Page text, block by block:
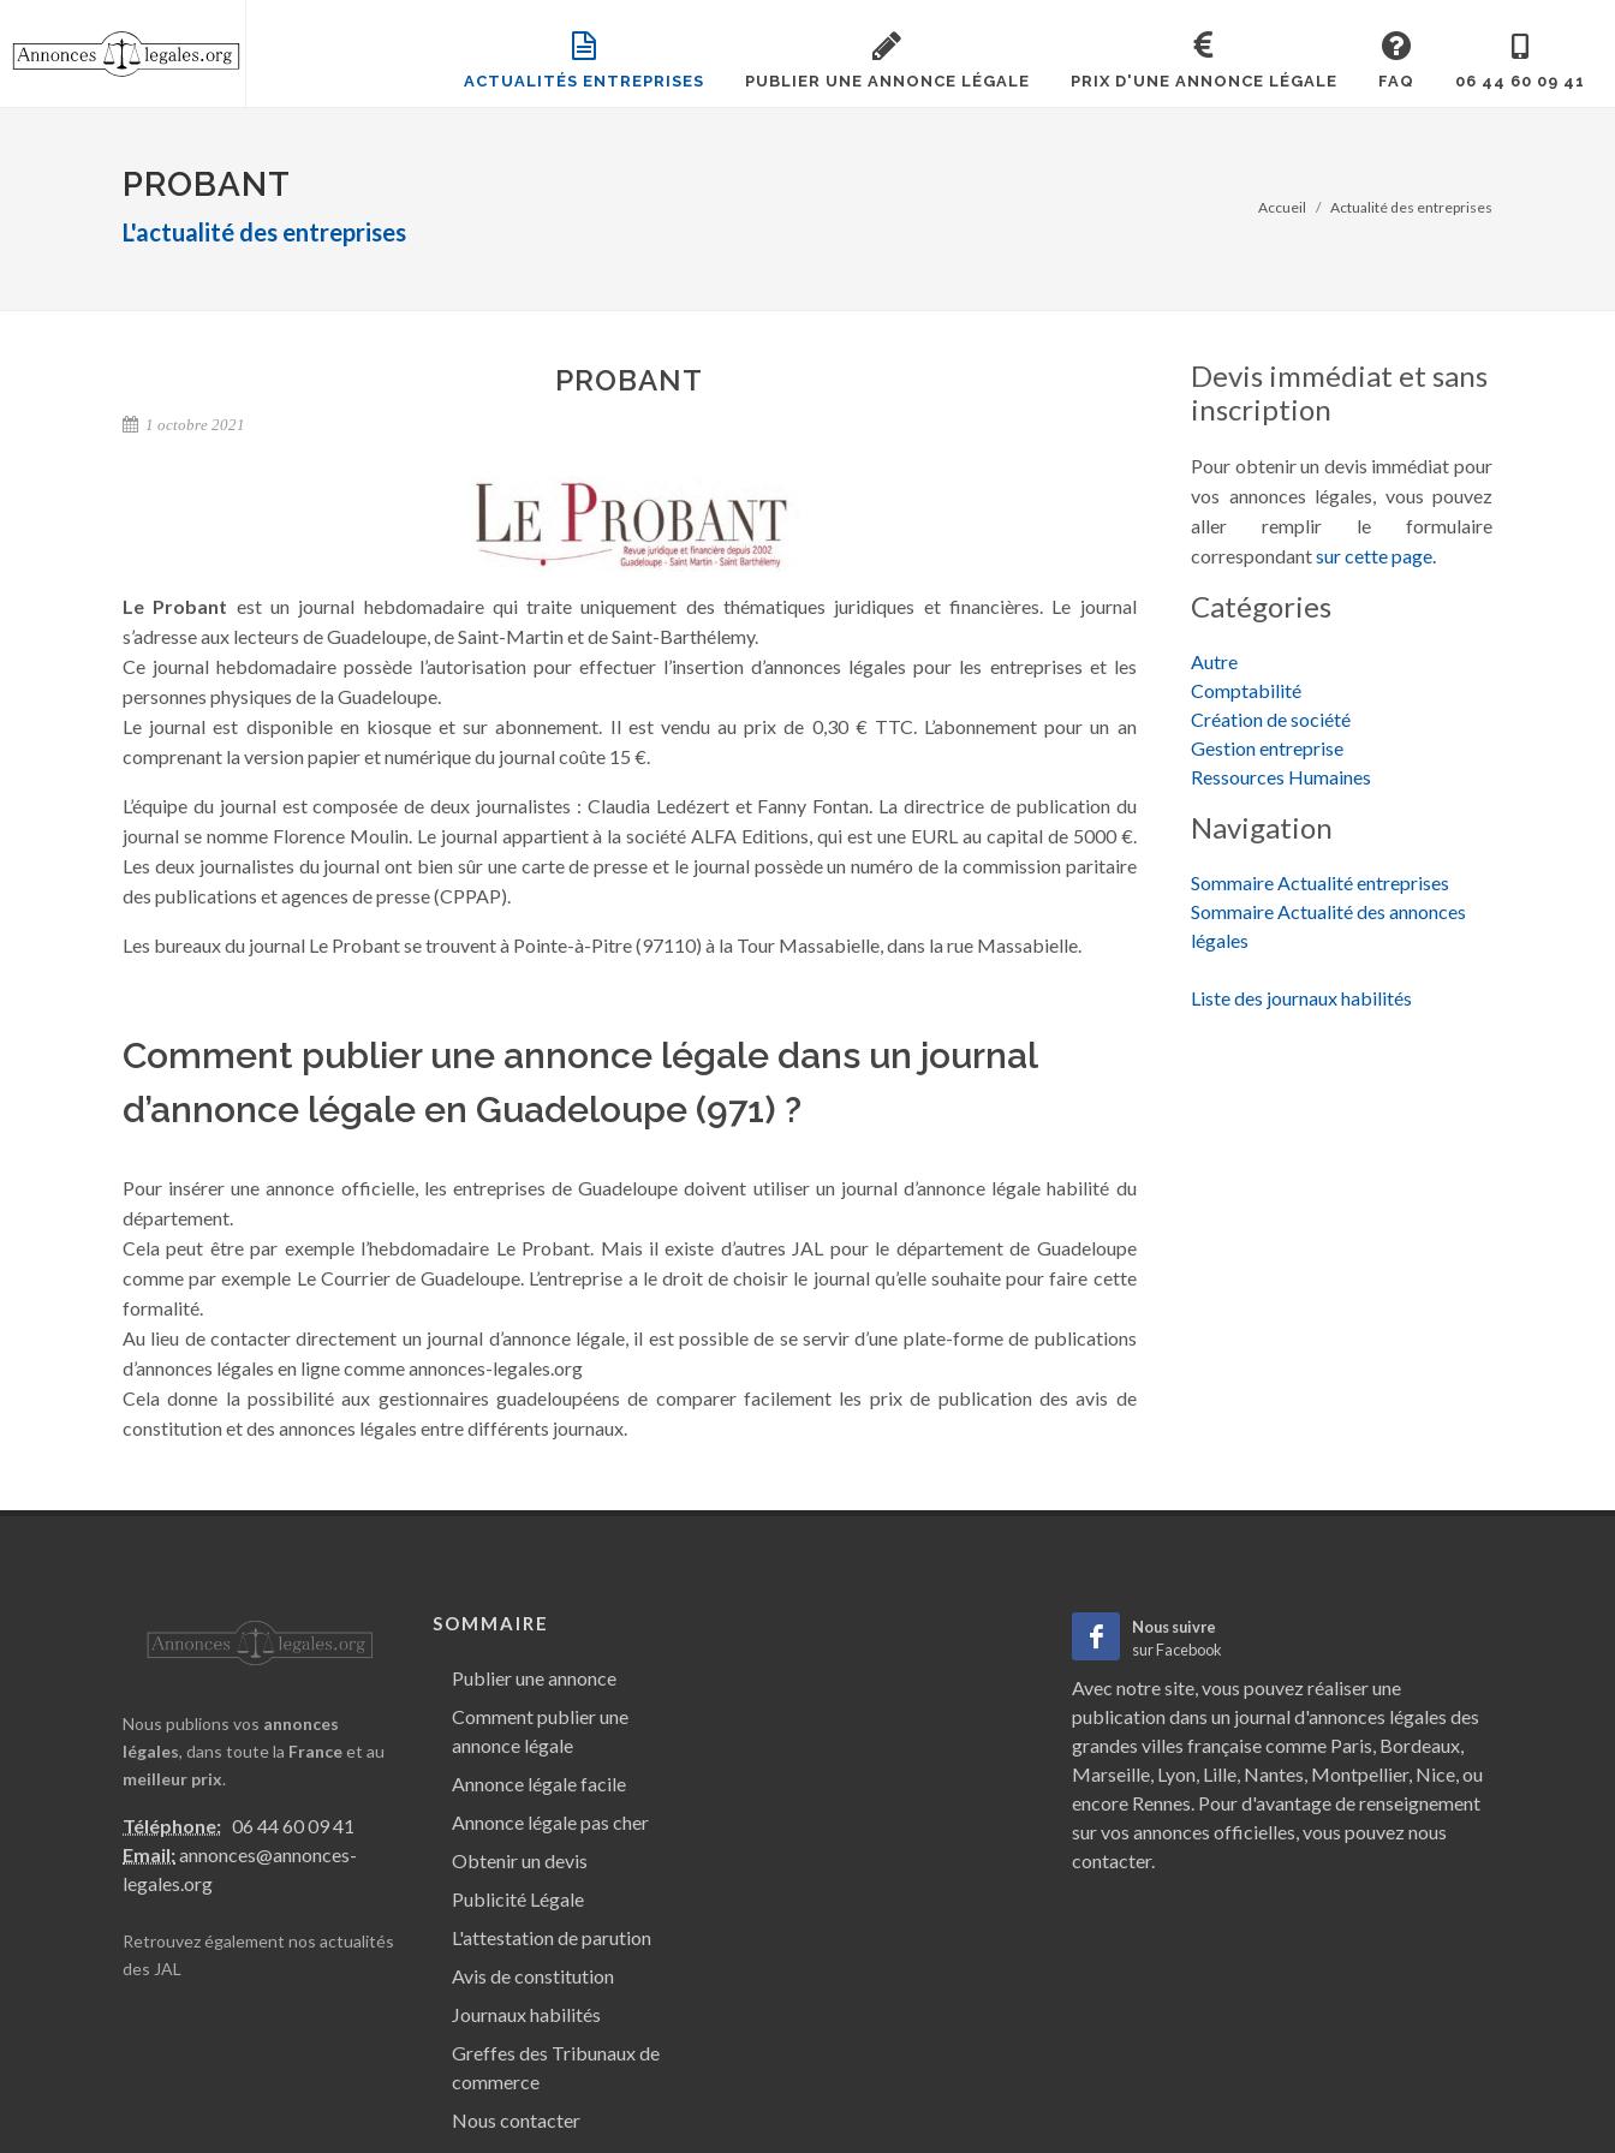
ACTUALITÉS ENTREPRISES PUBLIER UNE ANNONCE LÉGALE PRIX D'UNE ANNONCE LÉGALE FAQ 06 44 60 09 41
PROBANT
L'actualité des entreprises
Accueil Actualité des entreprises
PROBANT
1 octobre 2021
Le Probant est un journal hebdomadaire qui traite uniquement des thématiques juridiques et financières. Le journal
s’adresse aux lecteurs de Guadeloupe, de Saint-Martin et de Saint-Barthélemy.
Ce journal hebdomadaire possède l’autorisation pour effectuer l’insertion d’annonces légales pour les entreprises et les
personnes physiques de la Guadeloupe.
Le journal est disponible en kiosque et sur abonnement. Il est vendu au prix de 0,30 € TTC. L’abonnement pour un an
comprenant la version papier et numérique du journal coûte 15 €.
L’équipe du journal est composée de deux journalistes : Claudia Ledézert et Fanny Fontan. La directrice de publication du
journal se nomme Florence Moulin. Le journal appartient à la société ALFA Editions, qui est une EURL au capital de 5000 €.
Les deux journalistes du journal ont bien sûr une carte de presse et le journal possède un numéro de la commission paritaire
des publications et agences de presse (CPPAP).
Les bureaux du journal Le Probant se trouvent à Pointe-à-Pitre (97110) à la Tour Massabielle, dans la rue Massabielle.
Comment publier une annonce légale dans un journal
d’annonce légale en Guadeloupe (971) ?
Pour insérer une annonce officielle, les entreprises de Guadeloupe doivent utiliser un journal d’annonce légale habilité du
département.
Cela peut être par exemple l’hebdomadaire Le Probant. Mais il existe d’autres JAL pour le département de Guadeloupe
comme par exemple Le Courrier de Guadeloupe. L’entreprise a le droit de choisir le journal qu’elle souhaite pour faire cette
formalité.
Au lieu de contacter directement un journal d’annonce légale, il est possible de se servir d’une plate-forme de publications
d’annonces légales en ligne comme annonces-legales.org
Cela donne la possibilité aux gestionnaires guadeloupéens de comparer facilement les prix de publication des avis de
constitution et des annonces légales entre différents journaux.
Devis immédiat et sans
inscription
Pour obtenir un devis immédiat pour
vos annonces légales, vous pouvez
aller remplir le formulaire
correspondantsur cette page.
Catégories
Autre
Comptabilité
Création de société
Gestion entreprise
Ressources Humaines
Navigation
Sommaire Actualité entreprises
Sommaire Actualité des annonces
légales
Liste des journaux habilités
Nous publions vos annonces
légales, dans toute la France et au
meilleur prix.
Téléphone: 06 44 60 09 41
Email:annonces@annonces-
legales.org
Retrouvez également nos actualités
des JAL
SOMMAIRE
Publier une annonce
Comment publier une
annonce légale
Annonce légale facile
Annonce légale pas cher
Obtenir un devis
Publicité Légale
L'attestation de parution
Avis de constitution
Journaux habilités
Greffes des Tribunaux de
commerce
Nous contacter
Nous suivre
sur Facebook
Avec notre site, vous pouvez réaliser une
publication dans un journal d'annonces légales des
grandes villes française comme Paris, Bordeaux,
Marseille, Lyon, Lille, Nantes, Montpellier, Nice, ou
encore Rennes. Pour d'avantage de renseignement
sur vos annonces officielles, vous pouvez nous
contacter.